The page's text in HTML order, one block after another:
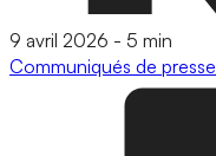
9 avril 2026 - 5 min
Communiqués de presse